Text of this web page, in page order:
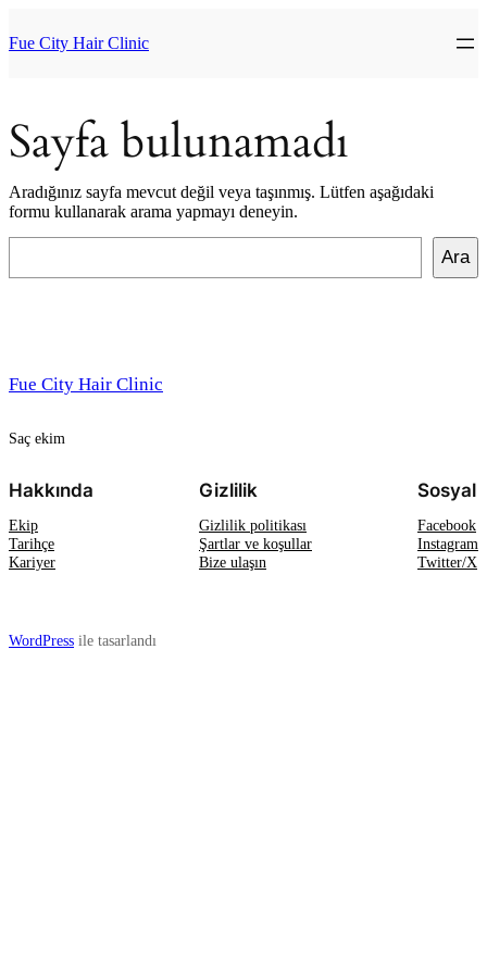
geç
Fue City Hair Clinic
Sayfa bulunamadı
Aradığınız sayfa mevcut değil veya taşınmış. Lütfen aşağıdaki
formu kullanarak arama yapmayı deneyin.
Ara
Fue City Hair Clinic
Saç ekim
Hakkında
Ekip
Tarihçe
Kariyer
Gizlilik
Gizlilik politikası
Şartlar ve koşullar
Bize ulaşın
Sosyal
Facebook
Instagram
Twitter/X
WordPress ile tasarlandı